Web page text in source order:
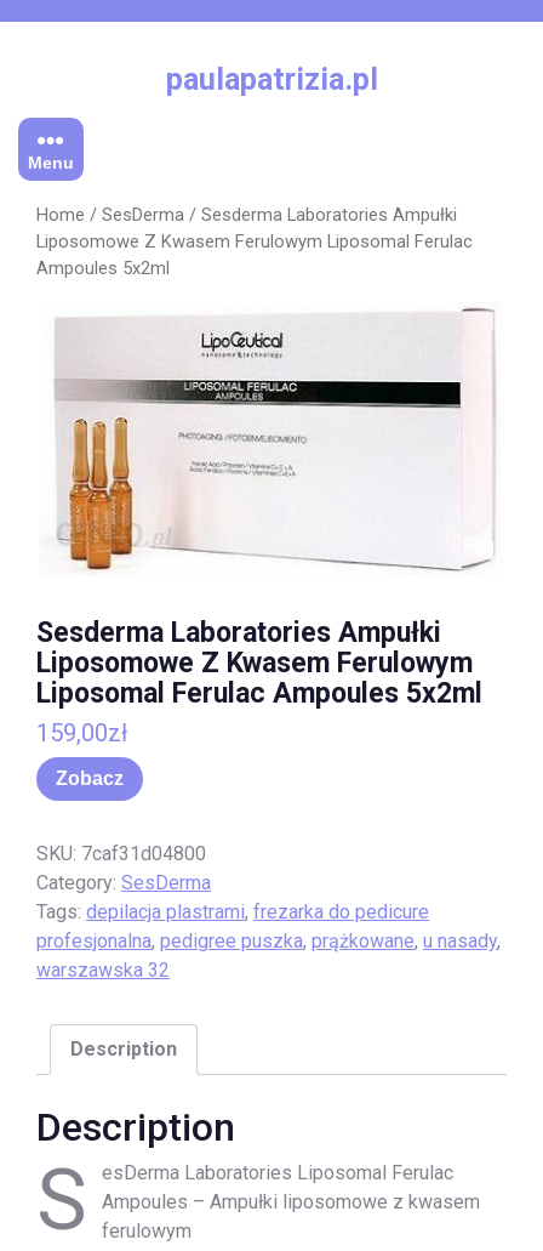
paulapatrizia.pl
Menu
Home / SesDerma / Sesderma Laboratories Ampułki
Liposomowe Z Kwasem Ferulowym Liposomal Ferulac
Ampoules 5x2ml
Sesderma Laboratories Ampułki
Liposomowe Z Kwasem Ferulowym
Liposomal Ferulac Ampoules 5x2ml
159,00zł
Zobacz
SKU: 7caf31d04800
Category: SesDerma
Tags: depilacja plastrami, frezarka do pedicure
profesjonalna, pedigree puszka, prążkowane, u nasady,
warszawska 32
Description
Description
S
esDerma Laboratories Liposomal Ferulac
Ampoules – Ampułki liposomowe z kwasem
ferulowym